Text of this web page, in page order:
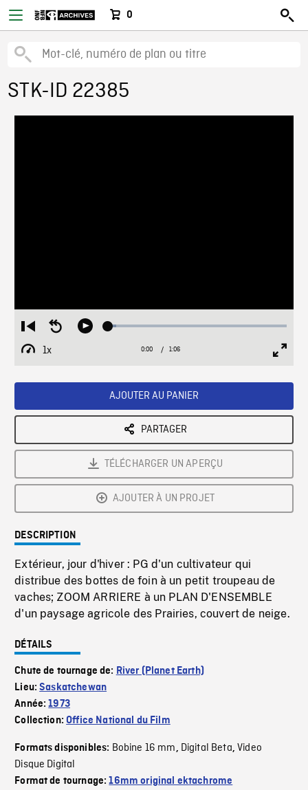
0
STK-ID 22385
Restart
from
beginning
Seek
Play Loaded:
1x
Playback
Current
0:00 / Duration
1:06
AJOUTER AU PANIER
PARTAGER
TÉLÉCHARGER UN APERÇU
AJOUTER À UN PROJET
DESCRIPTION
Extérieur, jour d'hiver : PG d'un cultivateur qui
distribue des bottes de foin à un petit troupeau de
vaches; ZOOM ARRIERE à un PLAN D'ENSEMBLE
d'un paysage agricole des Prairies, couvert de neige.
DÉTAILS
Chute de tournage de: River (Planet Earth)
Lieu:Saskatchewan
Année:1973
Collection:Office National du Film
Formats disponibles: Bobine 16 mm, Digital Beta,Video
Disque Digital
Format de tournage:16mm original ektachrome